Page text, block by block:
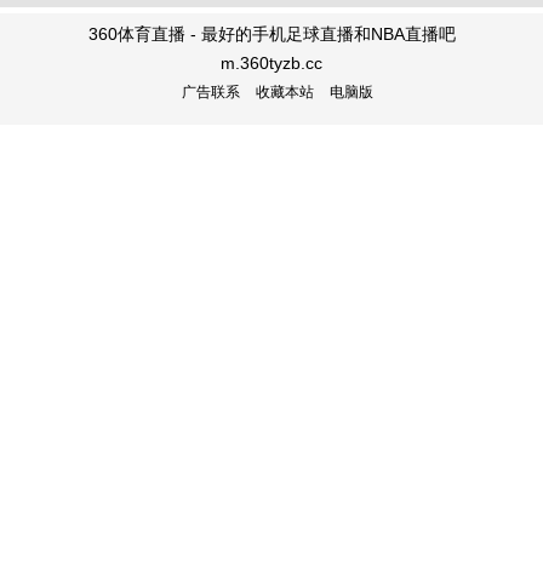
360体育直播 - 最好的手机足球直播和NBA直播吧
m.360tyzb.cc
广告联系 收藏本站 电脑版